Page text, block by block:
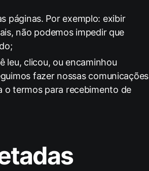
páginas. Por exemplo: exibir
não podemos impedir que
leu, clicou, ou encaminhou
fazer nossas comunicações
otermospara recebimento de